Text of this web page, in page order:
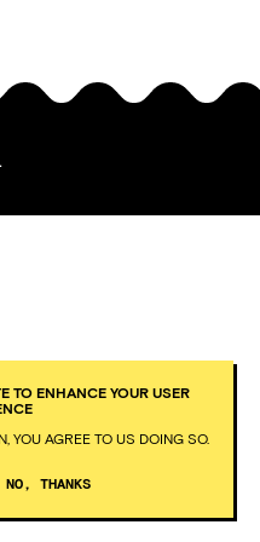
TO ENHANCE YOUR USER
YOU AGREE TO US DOING SO.
NO, THANKS